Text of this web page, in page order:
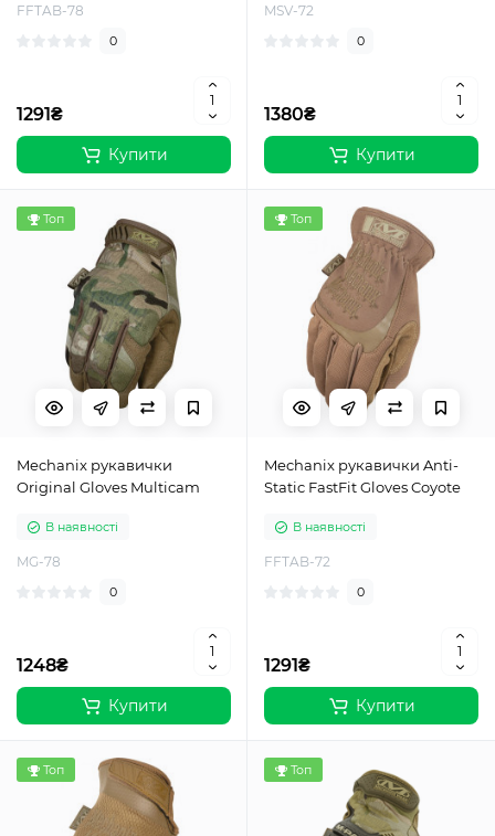
FFTAB-78
0
1291₴
Купити
MSV-72
0
1380₴
Купити
Топ
Mechanix рукавички
Original Gloves Multicam
В наявності
MG-78
0
1248₴
Купити
Топ
Mechanix рукавички Anti-
Static FastFit Gloves Coyote
В наявності
FFTAB-72
0
1291₴
Купити
Топ Топ